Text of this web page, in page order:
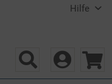
Hilfe